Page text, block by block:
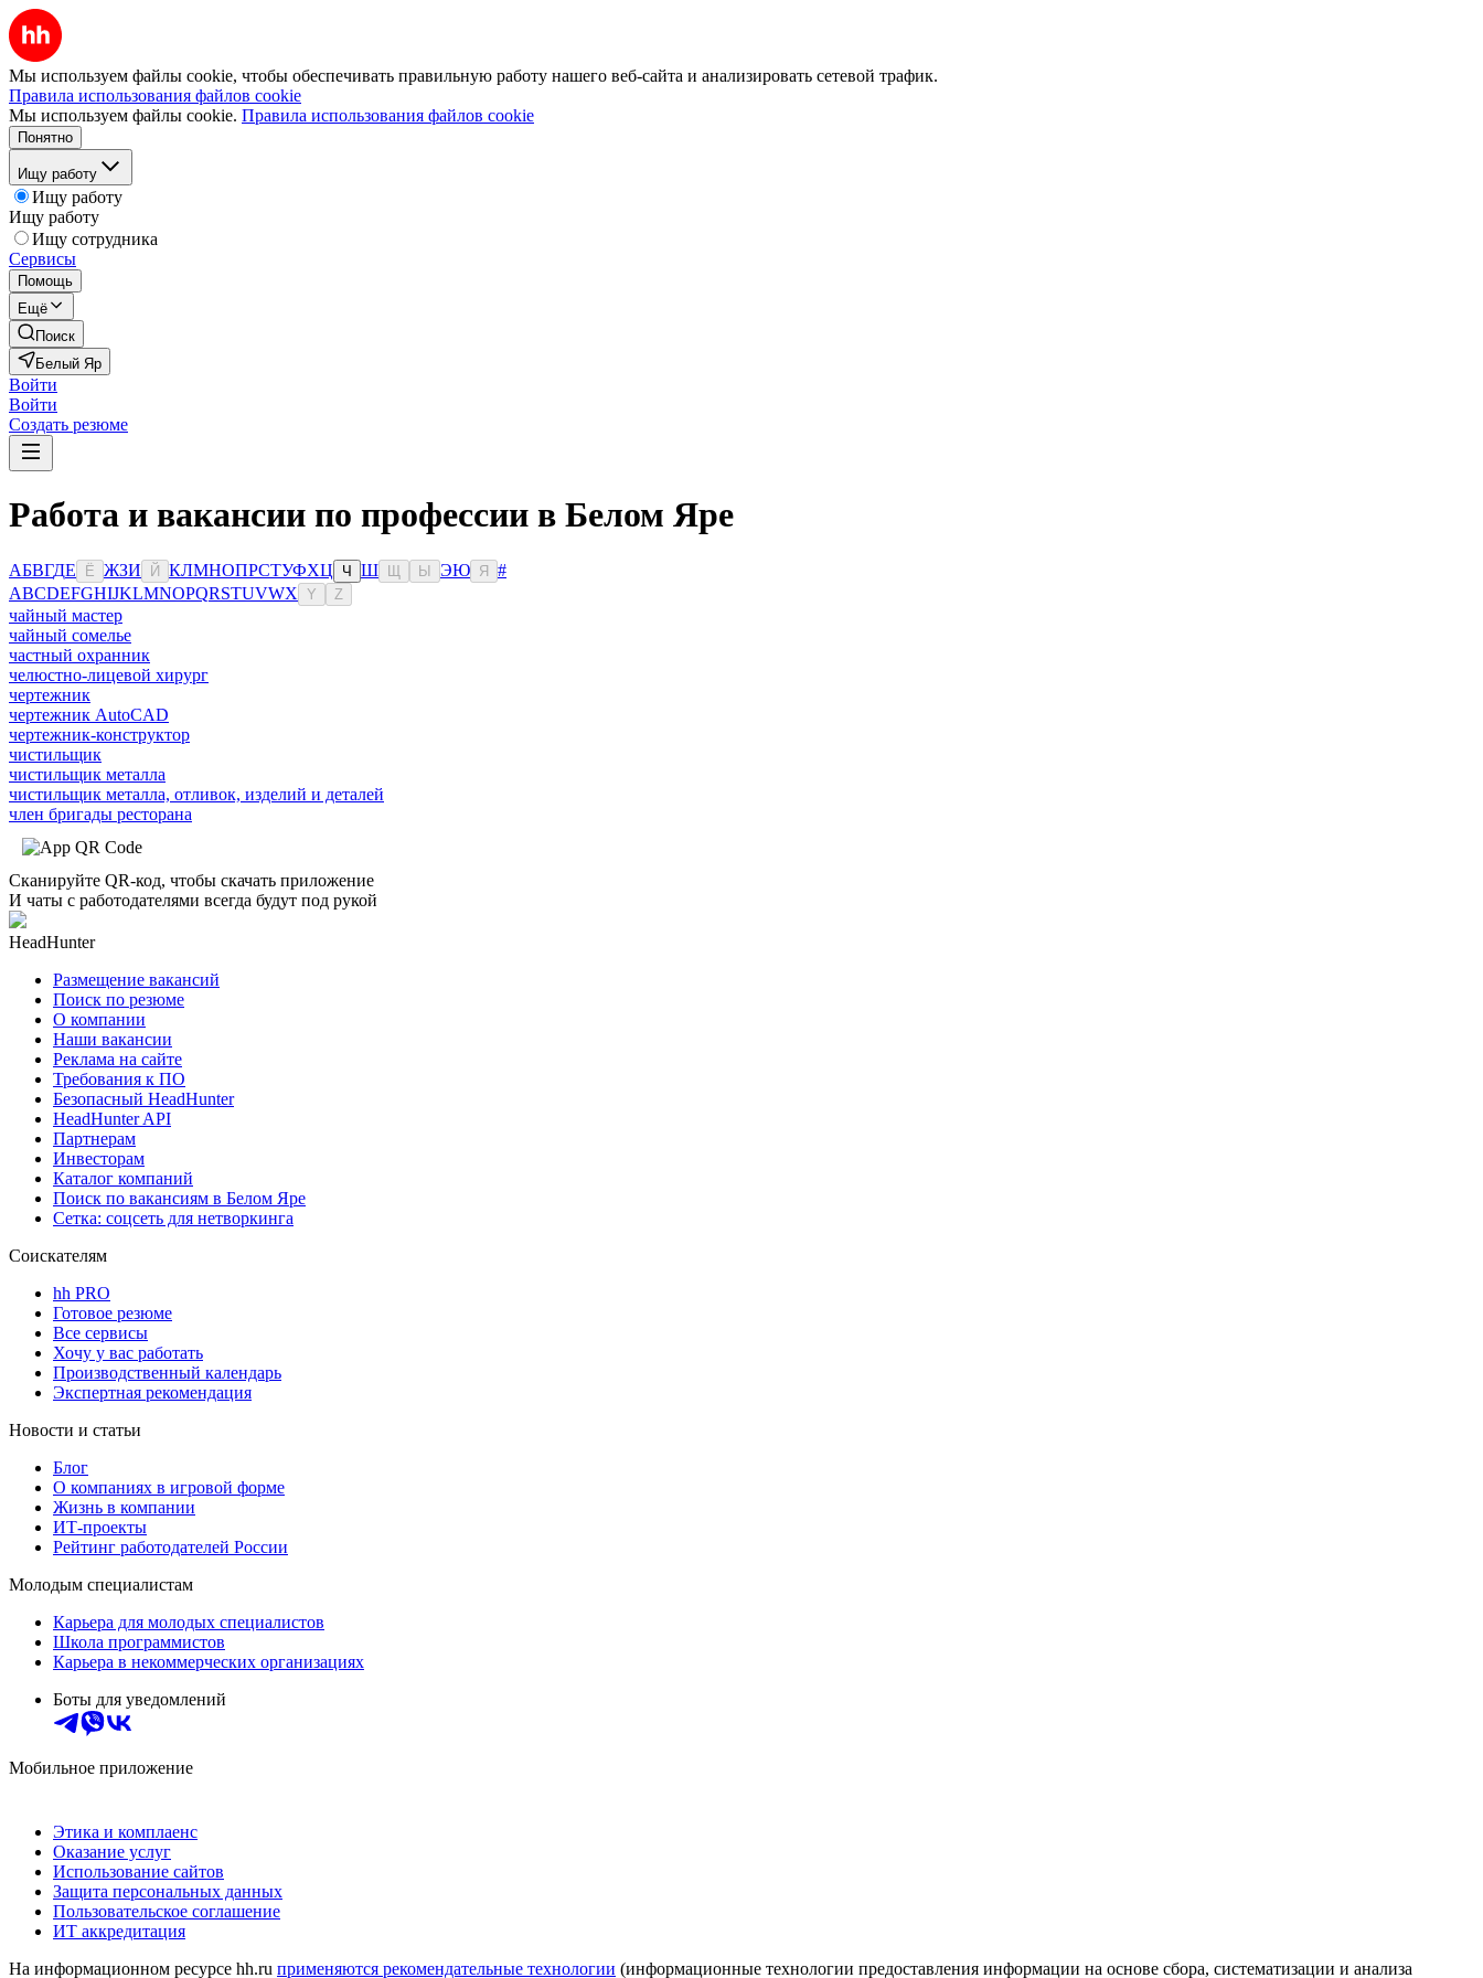
Мы используем файлы cookie, чтобы обеспечивать правильную работу нашего веб-сайта и анализировать сетевой трафик.
Правила использования файлов cookie
Мы используем файлы cookie. Правила использования файлов cookie
Понятно
Ищу работу
Ищу работу
Ищу работу
Ищу сотрудника
Сервисы
Помощь
Ещё
Поиск
Белый Яр
Войти
Войти
Создать резюме
Работа и вакансии по профессии в Белом Яре
АБВГДЕ Ё ЖЗИ Й КЛМНОПРСТУФХЦ Ч Ш Ы ЭЮ Я
#
ABCDEFGHIJKLMNOPQRSTUVWX Y Z
чайный мастер
чайный сомелье
частный охранник
челюстно-лицевой хирург
чертежник
чертежник AutoCAD
чертежник-конструктор
чистильщик
чистильщик металла
чистильщик металла, отливок, изделий и деталей
член бригады ресторана
Сканируйте QR-код, чтобы скачать приложение
И чаты с работодателями всегда будут под рукой
HeadHunter
Размещение вакансий
Поиск по резюме
О компании
Наши вакансии
Реклама на сайте
Требования к ПО
Безопасный HeadHunter
HeadHunter API
Партнерам
Инвесторам
Каталог компаний
Поиск по вакансиям в Белом Яре
Сетка: соцсеть для нетворкинга
Соискателям
hh PRO
Готовое резюме
Все сервисы
Хочу у вас работать
Производственный календарь
Экспертная рекомендация
Новости и статьи
Блог
О компаниях в игровой форме
Жизнь в компании
ИТ-проекты
Рейтинг работодателей России
Молодым специалистам
Карьера для молодых специалистов
Школа программистов
Карьера в некоммерческих организациях
Боты для уведомлений
Мобильное приложение
Этика и комплаенс
Оказание услуг
Использование сайтов
Защита персональных данных
Пользовательское соглашение
ИТ аккредитация
На информационном ресурсе hh.ru применяются рекомендательные технологии (информационные технологии предоставления информации на основе сбора, систематизации и анализа